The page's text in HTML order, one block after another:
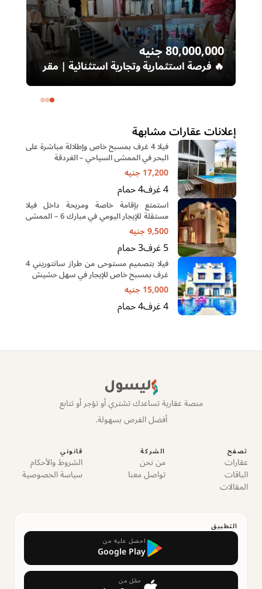
80,000,000جنيه
🔥 فرصة استثمارية وتجارية استثنائية | مقر
تجاري للبيع في قلب مصر الجديدة 🔥
إعلانات عقارات مشابهة
فيلا 4 غرف بمسبح خاص وإطلالة مباشرة على
البحر في الممشى السياحي – الغردقة
17,200 جنيه
4غرف4حمام
استمتع بإقامة خاصة ومريحة داخل فيلا
مستقلة للإيجار اليومي في مبارك 6 – الممشى
السياحي بالغردقة
9,500جنيه
5غرف3حمام
فيلا بتصميم مستوحى من طراز سانتوريني 4
غرف بمسبح خاص للإيجار في سهل حشيش
15,000 جنيه
4غرف4حمام
ليسول
منصة عقارية تساعدك تشتري أو تؤجر أو تتابع
أفضل الفرص بسهولة.
تصفح
عقارات
الباقات
المقالات
الشركة
من نحن
تواصل معنا
قانوني
الشروط والأحكام
سياسة الخصوصية
التطبيق
احصل عليه من
Google Play
حمّل من